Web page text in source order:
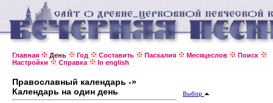
Главная День Год Составить Пасхалия Месяцеслов
Поиск
Настройки
Справка In english
Православный календарь -»
Календарь на один день
Выбор